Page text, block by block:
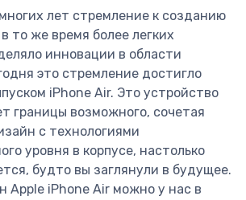
лет стремление к созданию
то же время более легких
инновации в области
это стремление достигло
iPhone Air. Это устройство
границы возможного, сочетая
с технологиями
уровня в корпусе, настолько
будто вы заглянули в будущее.
Apple iPhone Air можно у нас в